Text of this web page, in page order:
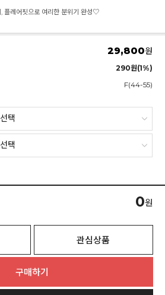
플레어핏으로 여리한 분위기 완성♡
29,800원
290원(1%)
F(44-55)
0원
관심상품
구매하기